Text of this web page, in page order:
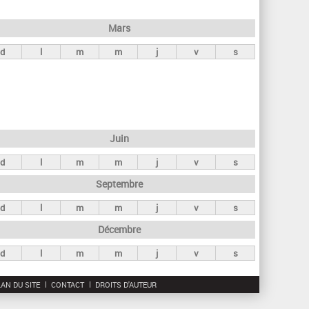
r
c
Mars
d l m m j v s
Juin
d l m m j v s
Septembre
d l m m j v s
Décembre
d l m m j v s
DU SITE CONTACT DROITS D'AUTEUR